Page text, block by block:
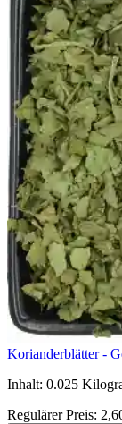
Korianderblätter -
Inhalt: 0.025
Regulärer Preis: